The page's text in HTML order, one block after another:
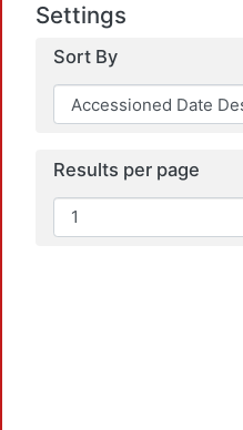
Settings
Sort By
Results per page